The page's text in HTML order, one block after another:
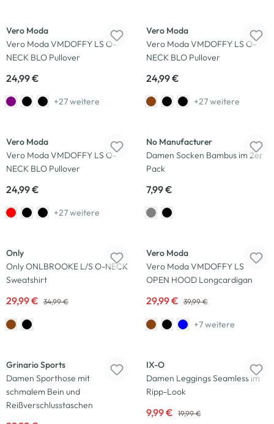
Vero Moda
Vero Moda VMDOFFY LS O-
NECK BLO Pullover
24,99 €
+27 weitere
Vero Moda
Vero Moda VMDOFFY LS O-
NECK BLO Pullover
24,99 €
+27 weitere
Vero Moda
Vero Moda VMDOFFY LS O-
NECK BLO Pullover
24,99 €
+27 weitere
No Manufacturer
Damen Socken Bambus im 2er
Pack
7,99 €
Only
Only ONLBROOKE L/S O-NECK
Sweatshirt
29,99 € 34,99 €
Vero Moda
Vero Moda VMDOFFY LS
OPEN HOOD Longcardigan
29,99 € 39,99 €
+7 weitere
Grinario Sports
Damen Sporthose mit
schmalem Bein und
Reißverschlusstaschen
IX-O
Damen Leggings Seamless im
Ripp-Look
9,99 € 19,99 €